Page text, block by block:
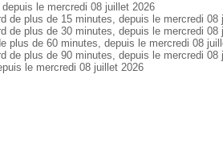
le mercredi 08 juillet 2026
de plus de 15 minutes, depuis le mercredi 08
de plus de 30 minutes, depuis le mercredi 08
plus de 60 minutes, depuis le mercredi 08
de plus de 90 minutes, depuis le mercredi 08
le mercredi 08 juillet 2026